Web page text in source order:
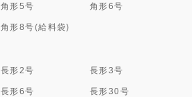
角形5号 角形6号
角形8号(給料袋)
長形2号 長形3号
長形6号 長形30号